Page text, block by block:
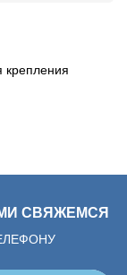
крепления
СВЯЖЕМСЯ